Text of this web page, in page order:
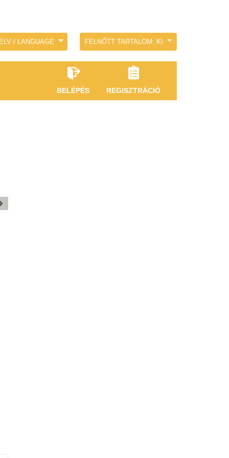
/ LANGUAGE FELNŐTT TARTALOM: KI
BELÉPÉS REGISZTRÁCIÓ